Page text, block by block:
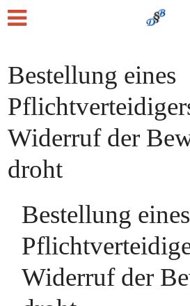
Bestellung eines
Widerruf der
droht
Bestellung eines
Widerruf der